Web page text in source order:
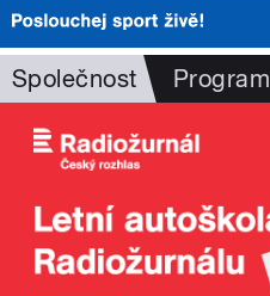
Společnost Program